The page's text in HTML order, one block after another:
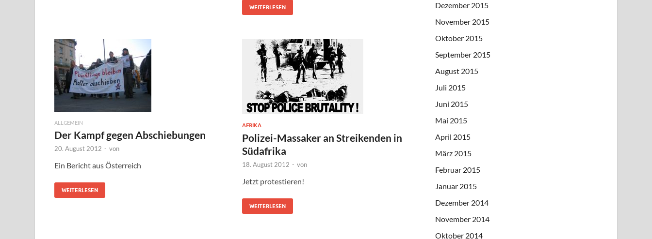
WEITERLESEN
ALLGEMEIN
Der Kampf gegen Abschiebungen
20. August 2012 - von
Ein Bericht aus Österreich
WEITERLESEN
AFRIKA
Polizei-Massaker an Streikenden in
Südafrika
18. August 2012 - von
Jetzt protestieren!
WEITERLESEN
Dezember 2015
November 2015
Oktober 2015
September 2015
August 2015
Juli 2015
Juni 2015
Mai 2015
April 2015
März 2015
Februar 2015
Januar 2015
Dezember 2014
November 2014
Oktober 2014